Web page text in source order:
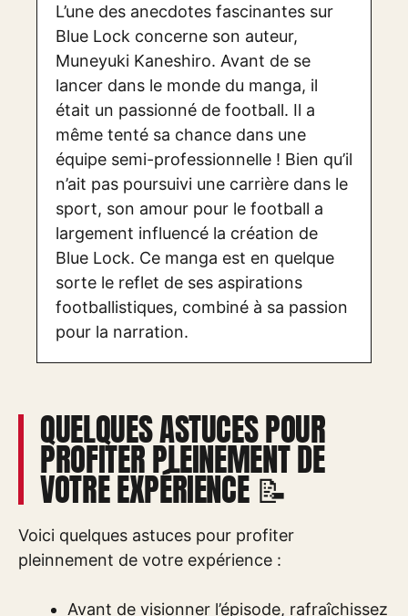
L’une des anecdotes fascinantes sur
Blue Lock concerne son auteur,
Muneyuki Kaneshiro. Avant de se
lancer dans le monde du manga, il
était un passionné de football. Il a
même tenté sa chance dans une
équipe semi-professionnelle ! Bien qu’il
n’ait pas poursuivi une carrière dans le
sport, son amour pour le football a
largement influencé la création de
Blue Lock. Ce manga est en quelque
sorte le reflet de ses aspirations
footballistiques, combiné à sa passion
pour la narration.
QUELQUES ASTUCES POUR
PROFITER PLEINEMENT DE
VOTRE EXPÉRIENCE 📝
Voici quelques astuces pour profiter
pleinnement de votre expérience :
Avant de visionner l’épisode, rafraîchissez